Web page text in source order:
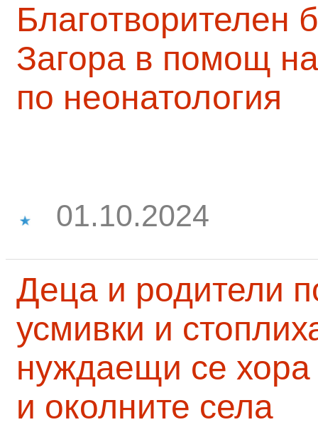
Благотворителен
Загора в помощ
по неонатология
01.10.2024
Деца и родители
усмивки и
нуждаещи се
и околните села